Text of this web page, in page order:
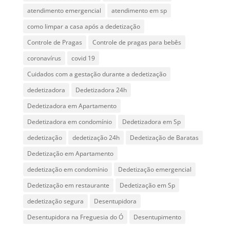
atendimento emergencial
atendimento em sp
como limpar a casa após a dedetização
Controle de Pragas
Controle de pragas para bebês
coronavírus
covid 19
Cuidados com a gestação durante a dedetização
dedetizadora
Dedetizadora 24h
Dedetizadora em Apartamento
Dedetizadora em condomínio
Dedetizadora em Sp
dedetização
dedetização 24h
Dedetização de Baratas
Dedetização em Apartamento
dedetização em condomínio
Dedetização emergencial
Dedetização em restaurante
Dedetização em Sp
dedetização segura
Desentupidora
Desentupidora na Freguesia do Ó
Desentupimento